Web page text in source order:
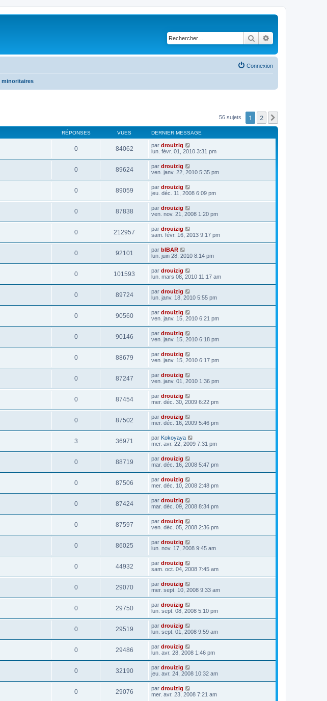
Rechercher
Connexion
minoritaires
56 sujets 1 2
RÉPONSES VUES DERNIER MESSAGE
0 84062 par drouizig
lun. févr. 01, 2010 3:31 pm
0 89624 par drouizig
ven. janv. 22, 2010 5:35 pm
0 89059 par drouizig
jeu. déc. 11, 2008 6:09 pm
0 87838 par drouizig
ven. nov. 21, 2008 1:20 pm
0 212957 par drouizig
sam. févr. 16, 2013 9:17 pm
0 92101 par bIBAR
lun. juin 28, 2010 8:14 pm
0 101593 par drouizig
lun. mars 08, 2010 11:17 am
0 89724 par drouizig
lun. janv. 18, 2010 5:55 pm
0 90560 par drouizig
ven. janv. 15, 2010 6:21 pm
0 90146 par drouizig
ven. janv. 15, 2010 6:18 pm
0 88679 par drouizig
ven. janv. 15, 2010 6:17 pm
0 87247 par drouizig
ven. janv. 01, 2010 1:36 pm
0 87454 par drouizig
mer. déc. 30, 2009 6:22 pm
0 87502 par drouizig
mer. déc. 16, 2009 5:46 pm
3 36971 par Kokoyaya
mer. avr. 22, 2009 7:31 pm
0 88719 par drouizig
mar. déc. 16, 2008 5:47 pm
0 87506 par drouizig
mer. déc. 10, 2008 2:48 pm
0 87424 par drouizig
mar. déc. 09, 2008 8:34 pm
0 87597 par drouizig
ven. déc. 05, 2008 2:36 pm
0 86025 par drouizig
lun. nov. 17, 2008 9:45 am
0 44932 par drouizig
sam. oct. 04, 2008 7:45 am
0 29070 par drouizig
mer. sept. 10, 2008 9:33 am
0 29750 par drouizig
lun. sept. 08, 2008 5:10 pm
0 29519 par drouizig
lun. sept. 01, 2008 9:59 am
0 29486 par drouizig
lun. avr. 28, 2008 1:46 pm
0 32190 par drouizig
jeu. avr. 24, 2008 10:32 am
0 29076 par drouizig
mer. avr. 23, 2008 7:21 am